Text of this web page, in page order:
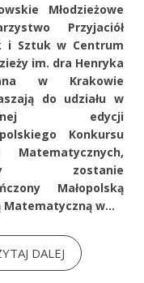
Młodzieżowe
Przyjaciół
i Sztuk w Centrum
im. dra Henryka
w Krakowie
do udziału w
edycji
Konkursu
Matematycznych,
zostanie
Małopolską
Matematyczną w...
DALEJ